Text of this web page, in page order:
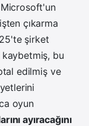
çıkarma
şirket
kaybetmiş, bu
edilmiş ve
oyun
ayıracağını